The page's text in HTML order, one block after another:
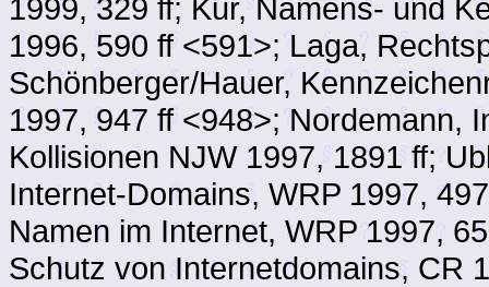
1999, 329 ff; Kur, Namens- und
1996, 590 ff <591>; Laga,
Schönberger/Hauer,
1997, 947 ff <948>; Nordemann,
Kollisionen NJW 1997, 1891 ff;
Internet-Domains, WRP 1997,
Namen im Internet, WRP 1997,
Schutz von Internetdomains, CR